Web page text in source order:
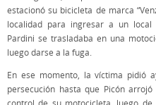
estacionó su bicicleta de marca
localidad para ingresar a un local
Pardini se trasladaba en una
luego darse a la fuga.
En ese momento, la víctima pidió
persecución hasta que Picón